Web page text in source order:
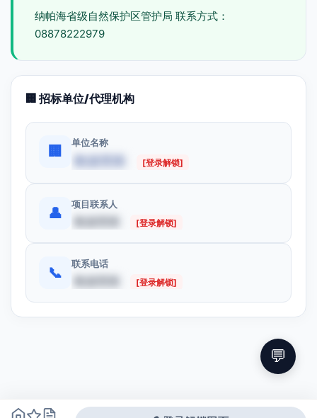
纳帕海省级自然保护区管护局 联系方式：
08878222979
🏢 招标单位/代理机构
🏢
单位名称
数据受限 [登录解锁]
👤
项目联系人
数据受限 [登录解锁]
📞
联系电话
数据受限 [登录解锁]
💬